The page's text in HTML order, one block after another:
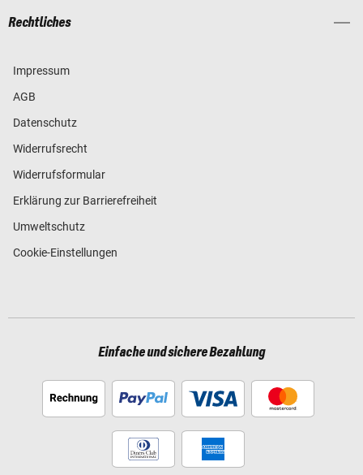
Rechtliches
Impressum
AGB
Datenschutz
Widerrufsrecht
Widerrufsformular
Erklärung zur Barrierefreiheit
Umweltschutz
Cookie-Einstellungen
Einfache und sichere Bezahlung